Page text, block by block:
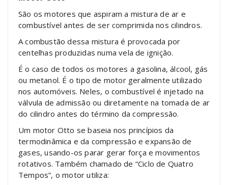
São os motores que aspiram a mistura de ar e
combustível antes de ser comprimida nos cilindros.
A combustão dessa mistura é provocada por
centelhas produzidas numa vela de ignição.
É o caso de todos os motores a gasolina, álcool, gás
ou metanol. É o tipo de motor geralmente utilizado
nos automóveis. Neles, o combustível é injetado na
válvula de admissão ou diretamente na tomada de ar
do cilindro antes do término da compressão.
Um motor Otto se baseia nos princípios da
termodinâmica e da compressão e expansão de
gases, usando-os parar gerar força e movimentos
rotativos. Também chamado de “Ciclo de Quatro
Tempos”, o motor utiliza: